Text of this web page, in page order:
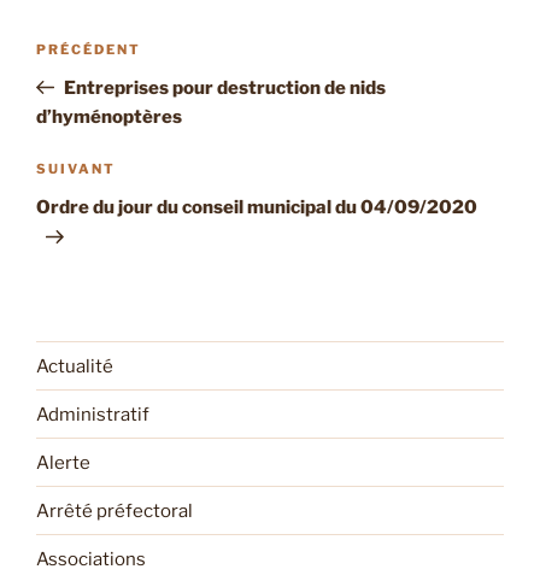
Navigation
l’article
Article
précédent
PRÉCÉDENT
Entreprises pour destruction de nids
d’hyménoptères
Article
suivant
SUIVANT
Ordre du jour du conseil municipal du 04/09/2020
Actualité
Administratif
Alerte
Arrêté préfectoral
Associations